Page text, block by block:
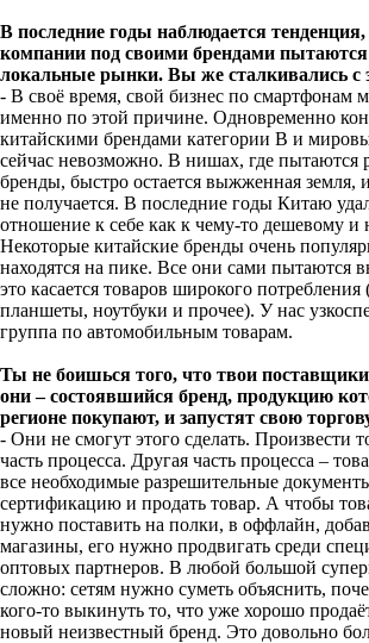
В последние годы наблюдается
компании под своими брендами
локальные рынки. Вы же сталкивались с
- В своё время, свой бизнес по смартфонам
именно по этой причине. Одновременно
китайскими брендами категории В и
сейчас невозможно. В нишах, где пытаются
бренды, быстро остается выжженная земля,
не получается. В последние годы Китаю
отношение к себе как к чему-то дешевому и
Некоторые китайские бренды очень
находятся на пике. Все они сами пытаются
это касается товаров широкого
планшеты, ноутбуки и прочее). У нас
группа по автомобильным товарам.
Ты не боишься того, что твои
они – состоявшийся бренд, продукцию
регионе покупают, и запустят свою
- Они не смогут этого сделать. Произвести
часть процесса. Другая часть процесса –
все необходимые разрешительные
сертификацию и продать товар. А чтобы
нужно поставить на полки, в оффлайн,
магазины, его нужно продвигать среди
оптовых партнеров. В любой большой
сложно: сетям нужно суметь объяснить,
кого-то выкинуть то, что уже хорошо
новый неизвестный бренд. Это довольно